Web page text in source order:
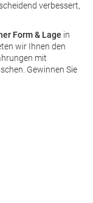
verbessert,
Form & Lage in
wir Ihnen den
mit
Gewinnen Sie